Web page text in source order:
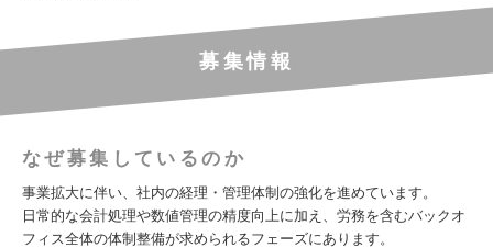
募集情報
なぜ募集しているのか
事業拡大に伴い、社内の経理・管理体制の強化を進めています。
日常的な会計処理や数値管理の精度向上に加え、労務を含むバックオ
フィス全体の体制整備が求められるフェーズにあります。